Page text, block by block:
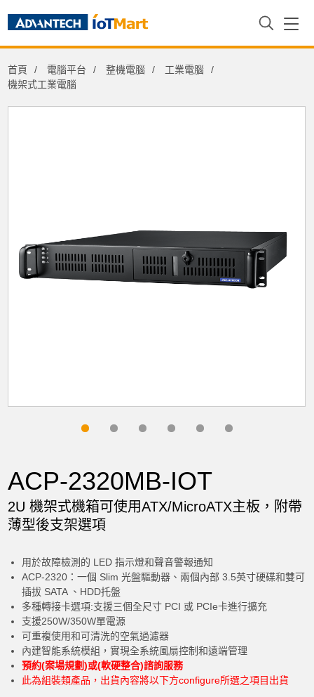
首頁 電腦平台 整機電腦
工業電腦
機架式工業電腦
ACP-2320MB-IOT
2U 機架式機箱可使用ATX/MicroATX主板，附帶
薄型後支架選項
用於故障檢測的 LED 指示燈和聲音警報通知
ACP-2320：一個 Slim 光盤驅動器、兩個內部 3.5英寸硬碟和雙可
插拔 SATA 、HDD托盤
多種轉接卡選項:支援三個全尺寸 PCI 或 PCIe卡進行擴充
支援250W/350W單電源
可重複使用和可清洗的空氣過濾器
內建智能系統模組，實現全系統風扇控制和遠端管理
預約(案場規劃)或(軟硬整合)諮詢服務
此為組裝類產品，出貨內容將以下方configure所選之項目出貨
Chassis
2U Rackmount Chassis for ATX/
CPU Cooler
Motherboard
(型號: AIMB-788)
Operating System
Windows 11 Pro 64-bit TW DVD
Power Adapter